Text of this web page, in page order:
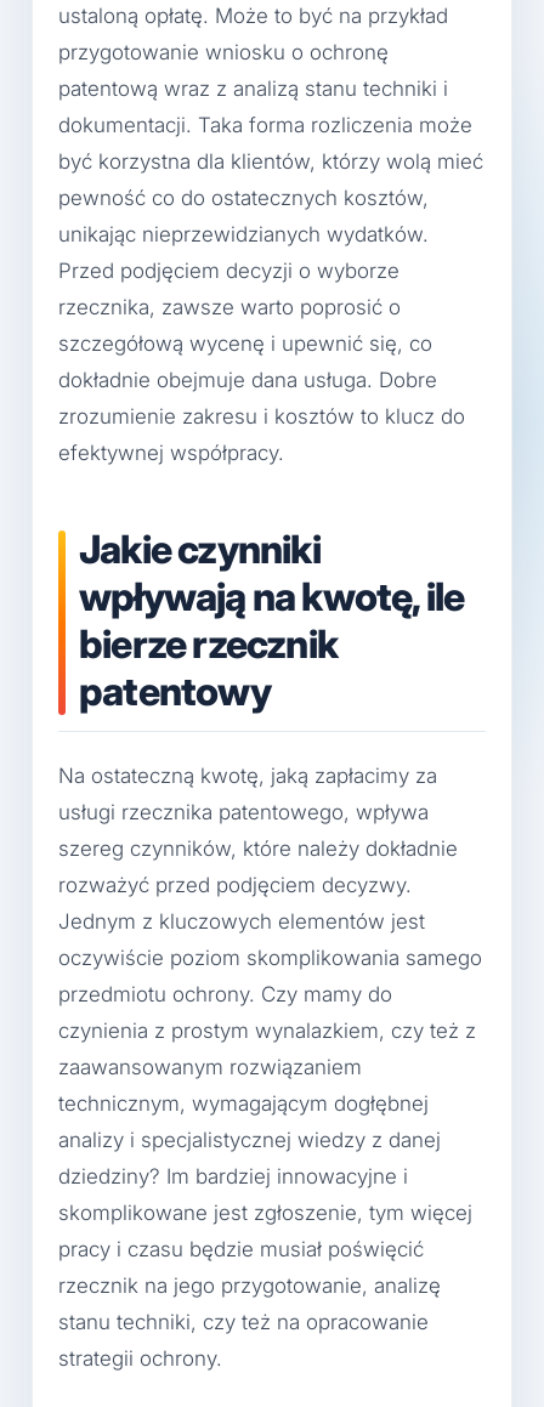
ustaloną opłatę. Może to być na przykład
przygotowanie wniosku o ochronę
patentową wraz z analizą stanu techniki i
dokumentacji. Taka forma rozliczenia może
być korzystna dla klientów, którzy wolą mieć
pewność co do ostatecznych kosztów,
unikając nieprzewidzianych wydatków.
Przed podjęciem decyzji o wyborze
rzecznika, zawsze warto poprosić o
szczegółową wycenę i upewnić się, co
dokładnie obejmuje dana usługa. Dobre
zrozumienie zakresu i kosztów to klucz do
efektywnej współpracy.
Jakie czynniki
wpływają na kwotę, ile
bierze rzecznik
patentowy
Na ostateczną kwotę, jaką zapłacimy za
usługi rzecznika patentowego, wpływa
szereg czynników, które należy dokładnie
rozważyć przed podjęciem decyzwy.
Jednym z kluczowych elementów jest
oczywiście poziom skomplikowania samego
przedmiotu ochrony. Czy mamy do
czynienia z prostym wynalazkiem, czy też z
zaawansowanym rozwiązaniem
technicznym, wymagającym dogłębnej
analizy i specjalistycznej wiedzy z danej
dziedziny? Im bardziej innowacyjne i
skomplikowane jest zgłoszenie, tym więcej
pracy i czasu będzie musiał poświęcić
rzecznik na jego przygotowanie, analizę
stanu techniki, czy też na opracowanie
strategii ochrony.